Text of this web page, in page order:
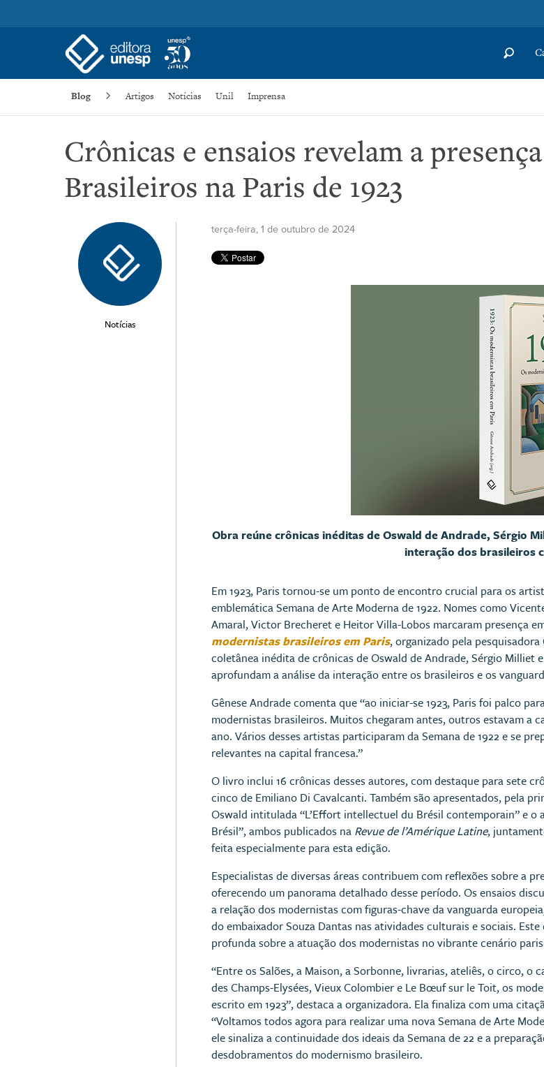
Blog Artigos Notícias Unil Imprensa
Crônicas e ensaios revelam a
Brasileiros na Paris de 1923
Notícias
terça-feira, 1 de outubro de 2024
Obra reúne crônicas inéditas de Oswald de Andrade, Sérgio
interação dos brasileiros
Em 1923, Paris tornou-se um ponto de encontro crucial para os
emblemática Semana de Arte Moderna de 1922. Nomes como
Amaral, Victor Brecheret e Heitor Villa-Lobos marcaram presença
modernistas brasileiros em Paris, organizado pela
coletânea inédita de crônicas de Oswald de Andrade, Sérgio Milliet
aprofundam a análise da interação entre os brasileiros e os
Gênese Andrade comenta que “ao iniciar-se 1923, Paris foi palco
modernistas brasileiros. Muitos chegaram antes, outros estavam a
ano. Vários desses artistas participaram da Semana de 1922 e se
relevantes na capital francesa.”
O livro inclui 16 crônicas desses autores, com destaque para sete
cinco de Emiliano Di Cavalcanti. Também são apresentados, pela
Oswald intitulada “L’Effort intellectuel du Brésil contemporain” e o
Brésil”, ambos publicados na Revue de l’Amérique Latine,
feita especialmente para esta edição.
Especialistas de diversas áreas contribuem com reflexões sobre a
oferecendo um panorama detalhado desse período. Os ensaios
a relação dos modernistas com figuras-chave da vanguarda
do embaixador Souza Dantas nas atividades culturais e sociais.
profunda sobre a atuação dos modernistas no vibrante cenário
“Entre os Salões, a Maison, a Sorbonne, livrarias, ateliês, o circo,
des Champs-Elysées, Vieux Colombier e Le Bœuf sur le Toit, os
escrito em 1923”, destaca a organizadora. Ela finaliza com uma
“Voltamos todos agora para realizar uma nova Semana de Arte
ele sinaliza a continuidade dos ideais da Semana de 22 e a
desdobramentos do modernismo brasileiro.